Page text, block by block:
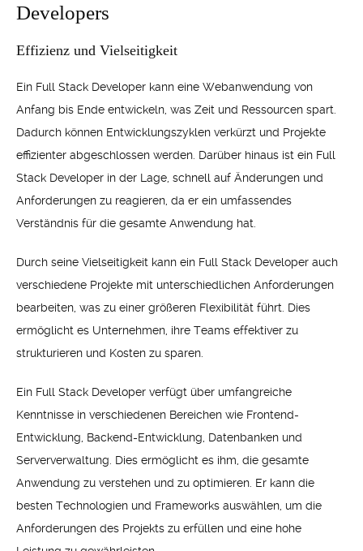
Developers
Effizienz und Vielseitigkeit
Ein Full Stack Developer kann eine Webanwendung von
Anfang bis Ende entwickeln, was Zeit und Ressourcen spart.
Dadurch können Entwicklungszyklen verkürzt und Projekte
effizienter abgeschlossen werden. Darüber hinaus ist ein Full
Stack Developer in der Lage, schnell auf Änderungen und
Anforderungen zu reagieren, da er ein umfassendes
Verständnis für die gesamte Anwendung hat.
Durch seine Vielseitigkeit kann ein Full Stack Developer auch
verschiedene Projekte mit unterschiedlichen Anforderungen
bearbeiten, was zu einer größeren Flexibilität führt. Dies
ermöglicht es Unternehmen, ihre Teams effektiver zu
strukturieren und Kosten zu sparen.
Ein Full Stack Developer verfügt über umfangreiche
Kenntnisse in verschiedenen Bereichen wie Frontend-
Entwicklung, Backend-Entwicklung, Datenbanken und
Serververwaltung. Dies ermöglicht es ihm, die gesamte
Anwendung zu verstehen und zu optimieren. Er kann die
besten Technologien und Frameworks auswählen, um die
Anforderungen des Projekts zu erfüllen und eine hohe